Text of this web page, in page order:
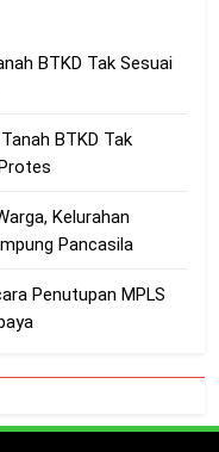
BTKD Tak Sesuai
BTKD Tak
Kelurahan
Pancasila
Penutupan MPLS